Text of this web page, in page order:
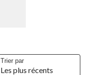
Trier par
Les plus récents